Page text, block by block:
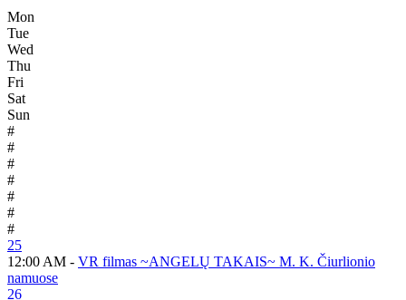
Mon
Tue
Wed
Thu
Fri
Sat
Sun
#
#
#
#
#
#
#
25
12:00 AM - VR filmas ~ANGELŲ TAKAIS~ M. K. Čiurlionio
namuose
26